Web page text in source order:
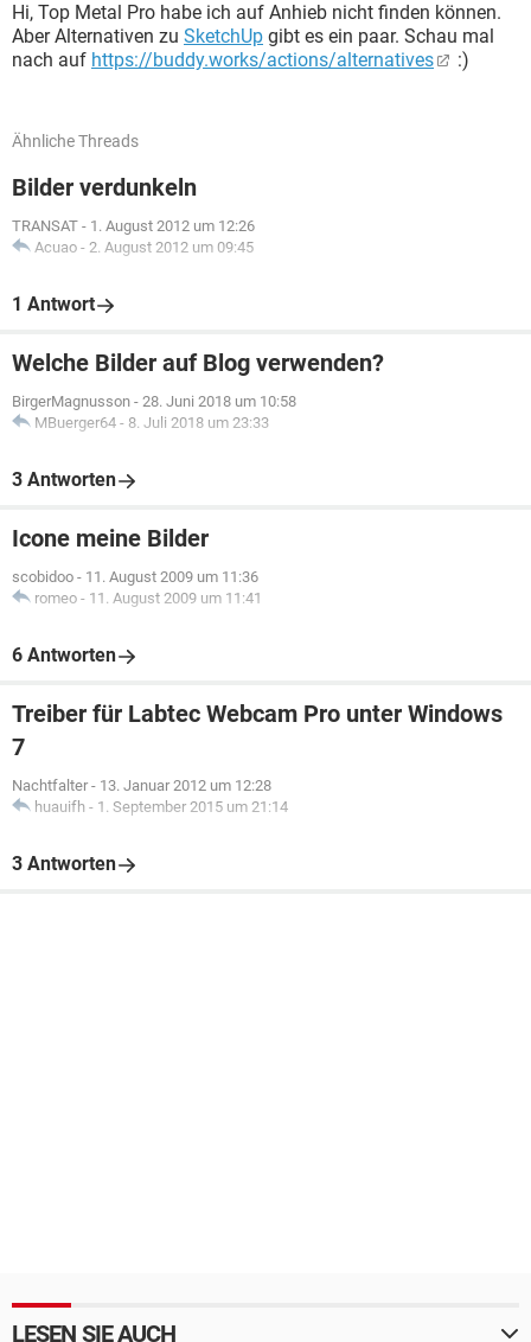
Hi, Top Metal Pro habe ich auf Anhieb nicht finden können.
Aber Alternativen zu SketchUp gibt es ein paar. Schau mal
nach auf https://buddy.works/actions/alternatives :)
Ähnliche Threads
Bilder verdunkeln
TRANSAT - 1. August 2012 um 12:26
Acuao - 2. August 2012 um 09:45
1 Antwort
Welche Bilder auf Blog verwenden?
BirgerMagnusson - 28. Juni 2018 um 10:58
MBuerger64 - 8. Juli 2018 um 23:33
3 Antworten
Icone meine Bilder
scobidoo - 11. August 2009 um 11:36
romeo - 11. August 2009 um 11:41
6 Antworten
Treiber für Labtec Webcam Pro unter Windows
7
Nachtfalter - 13. Januar 2012 um 12:28
huauifh - 1. September 2015 um 21:14
3 Antworten
LESEN SIE AUCH